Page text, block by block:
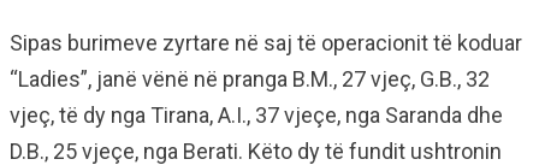
Sipas burimeve zyrtare në saj të operacionit të koduar
“Ladies”, janë vënë në pranga B.M., 27 vjeç, G.B., 32
vjeç, të dy nga Tirana, A.I., 37 vjeçe, nga Saranda dhe
D.B., 25 vjeçe, nga Berati. Këto dy të fundit ushtronin